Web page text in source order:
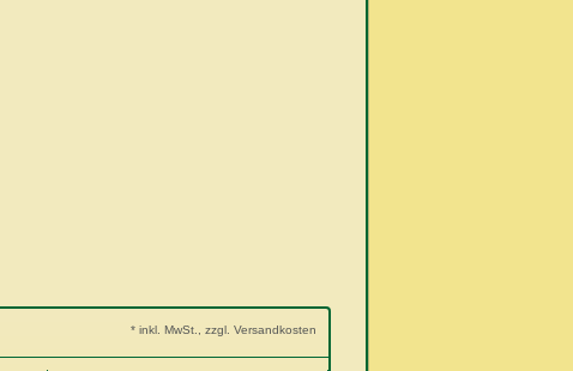
* inkl. MwSt., zzgl. Versandkosten